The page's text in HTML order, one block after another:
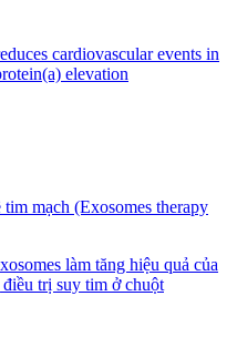
cardiovascular events in
elevation
mạch (Exosomes therapy
làm tăng hiệu quả của
trị suy tim ở chuột